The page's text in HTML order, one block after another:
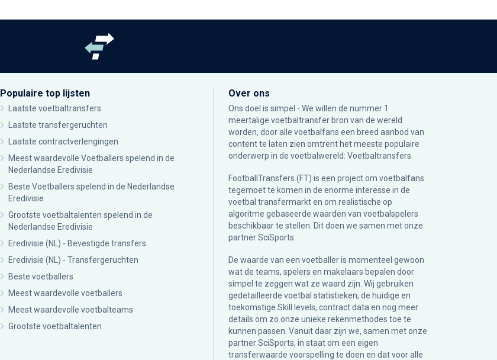
Populaire top lijsten
Laatste voetbaltransfers
Laatste transfergeruchten
Laatste contractverlengingen
Meest waardevolle Voetballers spelend in de
Nederlandse Eredivisie
Beste Voetballers spelend in de Nederlandse
Eredivisie
Grootste voetbaltalenten spelend in de
Nederlandse Eredivisie
Eredivisie (NL) - Bevestigde transfers
Eredivisie (NL) - Transfergeruchten
Beste voetballers
Meest waardevolle voetballers
Meest waardevolle voetbalteams
Grootste voetbaltalenten
Over ons
Ons doel is simpel - We willen de nummer 1
meertalige voetbaltransfer bron van de wereld
worden, door alle voetbalfans een breed aanbod van
content te laten zien omtrent het meeste populaire
onderwerp in de voetbalwereld: Voetbaltransfers.
FootballTransfers (FT) is een project om voetbalfans
tegemoet te komen in de enorme interesse in de
voetbal transfermarkt en om realistische op
algoritme gebaseerde waarden van voetbalspelers
beschikbaar te stellen. Dit doen we samen met onze
partnerSciSports
De waarde van een voetballer is momenteel gewoon
wat de teams, spelers en makelaars bepalen door
simpel te zeggen wat ze waard zijn. Wij gebruiken
gedetailleerde voetbal statistieken, de huidige en
toekomstige Skill levels, contract data en nog meer
details om zo onze unieke rekenmethodes toe te
kunnen passen. Vanuit daar zijn we, samen met onze
partner SciSports, in staat om een eigen
transferwaarde voorspelling te doen en dat voor alle